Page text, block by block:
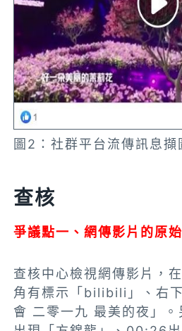
圖2：社群平台流傳訊息擷
查核
爭議點一、網傳影片的原
查核中心檢視網傳影片，
角有標示「bilibili」、右
會 二零一九 最美的夜」